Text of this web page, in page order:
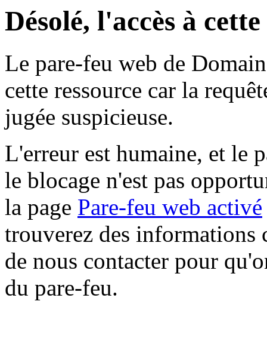
Désolé, l'accès à
Le pare-feu web de
cette ressource car la
jugée suspicieuse.
L'erreur est humaine, et le
le blocage n'est pas
la page Pare-feu web activé
trouverez des informations
de nous contacter pour
du pare-feu.